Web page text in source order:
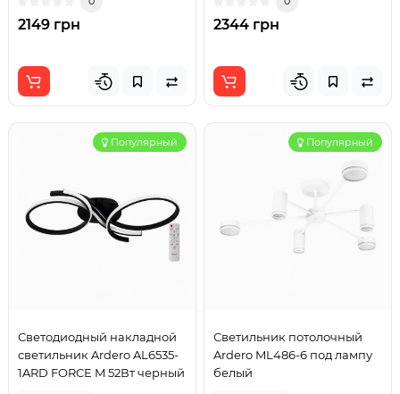
2149 грн 2344 грн
Популярный
Светодиодный накладной
светильник Ardero AL6535-
1ARD FORCE M 52Вт черный
Популярный
Светильник потолочный
Ardero ML486-6 под лампу
белый